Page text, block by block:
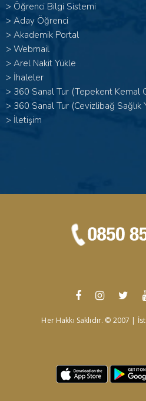
> Öğrenci Bilgi Sistemi
> Aday Öğrenci
> Akademik Portal
> Webmail
> Arel Nakit Yükle
> İhaleler
> 360 Sanal Tur (Tepekent Kemal
> 360 Sanal Tur (Cevizlibağ Sağlık
> İletişim
Her Hakkı Saklıdır. © 2007 |